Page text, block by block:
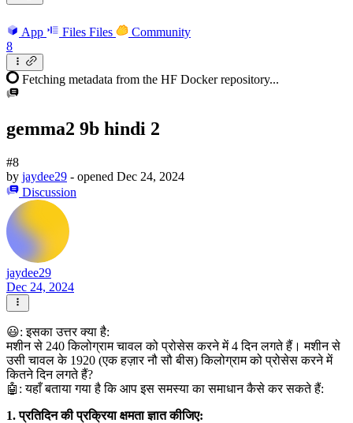
App Files Files
Community
8
Fetching metadata from the HF Docker repository...
gemma2 9b hindi 2
#8
by jaydee29 - opened Dec 24, 2024
Discussion
jaydee29
Dec 24, 2024
😃: इसका उत्तर क्या है:
मशीन से 240 किलोग्राम चावल को प्रोसेस करने में 4 दिन लगते हैं। मशीन से
उसी चावल के 1920 (एक हज़ार नौ सौ बीस) किलोग्राम को प्रोसेस करने में
कितने दिन लगते हैं?
🤖: यहाँ बताया गया है कि आप इस समस्या का समाधान कैसे कर सकते हैं:
1. प्रतिदिन की प्रक्रिया क्षमता ज्ञात कीजिए: